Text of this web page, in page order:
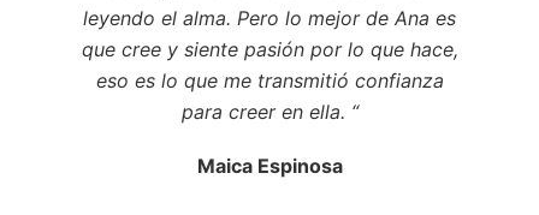
leyendo el alma. Pero lo mejor de Ana es
que cree y siente pasión por lo que hace,
eso es lo que me transmitió confianza
para creer en ella. “
Maica Espinosa